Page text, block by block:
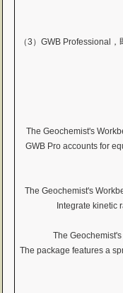
（3）GWB Professional
The Geochemist's
GWB Pro accounts for
The Geochemist's
Integrate kinetic
The
The package features a